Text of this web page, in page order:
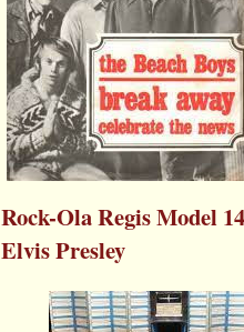
Rock-Ola Regis Model
Elvis Presley